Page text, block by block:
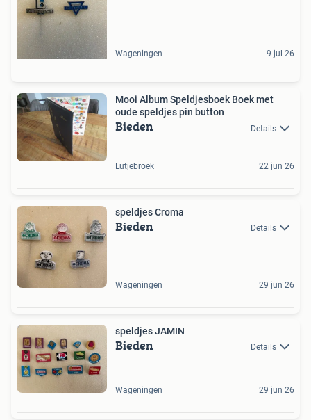
Wageningen 9 jul 26
Mooi Album Speldjesboek Boek met
oude speldjes pin button
Bieden Details
Lutjebroek 22 jun 26
speldjes Croma
Bieden Details
Wageningen 29 jun 26
speldjes JAMIN
Bieden Details
Wageningen 29 jun 26